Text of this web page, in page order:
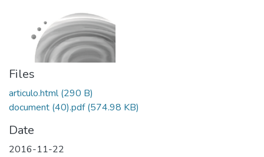
Files
articulo.html(290 B)
document (40).pdf(574.98 KB)
Date
2016-11-22